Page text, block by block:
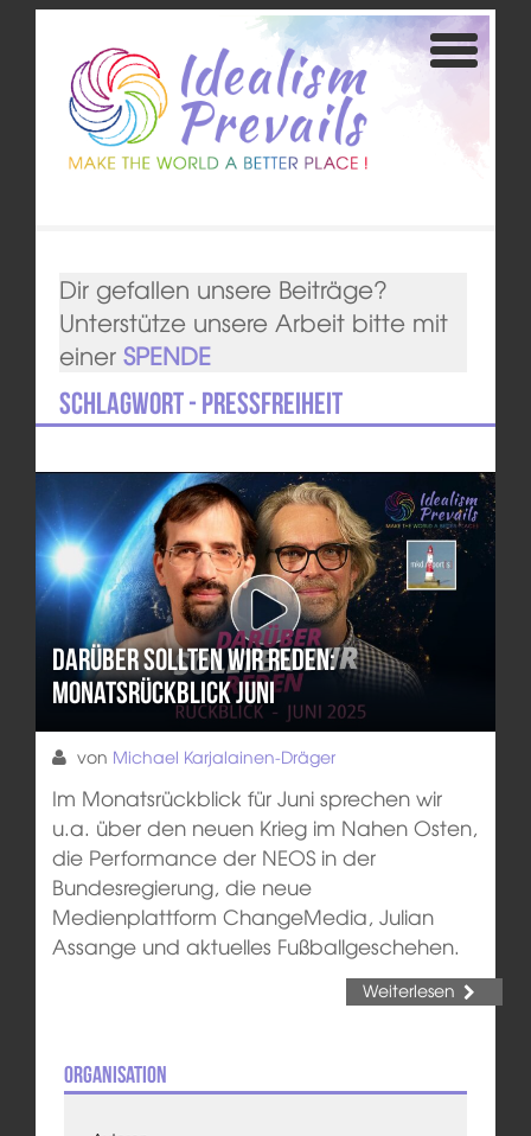
Dir gefallen unsere Beiträge?
Unterstütze unsere Arbeit bitte mit
einer SPENDE
Schlagwort - Pressfreiheit
Darüber sollten wir reden:
Monatsrückblick Juni
von Michael Karjalainen-Dräger
Im Monatsrückblick für Juni sprechen wir
u.a. über den neuen Krieg im Nahen Osten,
die Performance der NEOS in der
Bundesregierung, die neue
Medienplattform ChangeMedia, Julian
Assange und aktuelles Fußballgeschehen.
Weiterlesen
Organisation